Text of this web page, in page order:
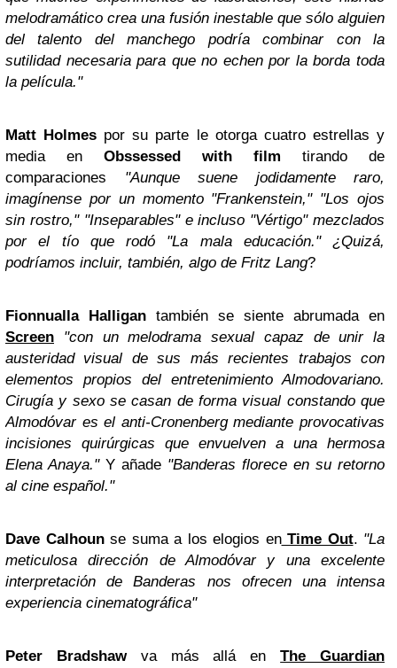
melodramático crea una fusión inestable que sólo alguien
del talento del manchego podría combinar con la
sutilidad necesaria para que no echen por la borda toda
la película."
Matt Holmes por su parte le otorga cuatro estrellas y
media en Obssessed with film tirando de
comparaciones "Aunque suene jodidamente raro,
imagínense por un momento "Frankenstein," "Los ojos
sin rostro," "Inseparables" e incluso "Vértigo" mezclados
por el tío que rodó "La mala educación." ¿Quizá,
podríamos incluir, también, algo de Fritz Lang?
Fionnualla Halligan también se siente abrumada en
Screen
"con un melodrama sexual capaz de unir la
austeridad visual de sus más recientes trabajos con
elementos propios del entretenimiento Almodovariano.
Cirugía y sexo se casan de forma visual constando que
Almodóvar es el anti-Cronenberg mediante provocativas
incisiones quirúrgicas que envuelven a una hermosa
Elena Anaya."Y añade "Banderas florece en su retorno
al cine español."
Dave Calhoun se suma a los elogios enTime Out. "La
meticulosa dirección de Almodóvar y una excelente
interpretación de Banderas nos ofrecen una intensa
experiencia cinematográfica"
Peter Bradshaw va más allá enThe Guardian